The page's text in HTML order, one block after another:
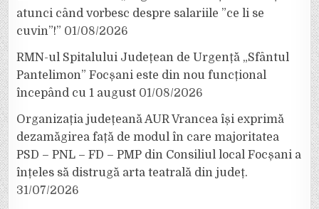
atunci când vorbesc despre salariile ”ce li se
cuvin”!” 01/08/2026
RMN-ul Spitalului Județean de Urgență „Sfântul
Pantelimon” Focșani este din nou funcțional
începând cu 1 august 01/08/2026
Organizația județeană AUR Vrancea își exprimă
dezamăgirea față de modul în care majoritatea
PSD – PNL – FD – PMP din Consiliul local Focșani a
înțeles să distrugă arta teatrală din județ.
31/07/2026